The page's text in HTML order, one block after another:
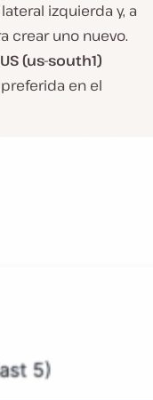
izquierda y, a
crear uno nuevo.
(us-south1)
en el